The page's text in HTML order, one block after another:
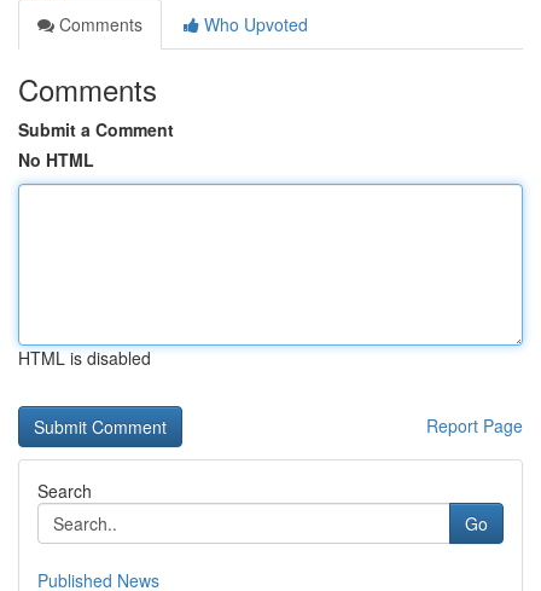
Comments
Who Upvoted
Comments
Submit a Comment
No HTML
HTML is disabled
Report Page
Search
Go
Published News